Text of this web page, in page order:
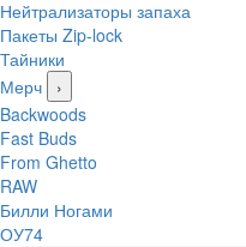
Нейтрализаторы запаха
Пакеты Zip-lock
Тайники
Мерч
›
Backwoods
Fast Buds
From Ghetto
RAW
Билли Ногами
ОУ74